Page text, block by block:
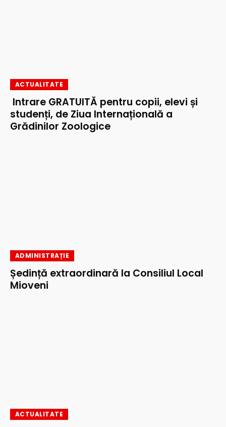
ACTUALITATE
Intrare GRATUITĂ pentru copii, elevi și
studenți, de Ziua Internațională a
Grădinilor Zoologice
ADMINISTRAȚIE
Ședință extraordinară la Consiliul Local
Mioveni
ACTUALITATE